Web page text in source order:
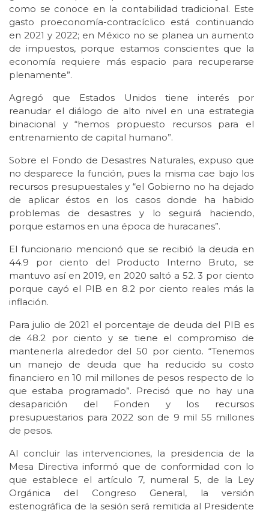
como se conoce en la contabilidad tradicional. Este
gasto proeconomía-contracíclico está continuando
en 2021 y 2022; en México no se planea un aumento
de impuestos, porque estamos conscientes que la
economía requiere más espacio para recuperarse
plenamente”.
Agregó que Estados Unidos tiene interés por
reanudar el diálogo de alto nivel en una estrategia
binacional y “hemos propuesto recursos para el
entrenamiento de capital humano”.
Sobre el Fondo de Desastres Naturales, expuso que
no desparece la función, pues la misma cae bajo los
recursos presupuestales y “el Gobierno no ha dejado
de aplicar éstos en los casos donde ha habido
problemas de desastres y lo seguirá haciendo,
porque estamos en una época de huracanes”.
El funcionario mencionó que se recibió la deuda en
44.9 por ciento del Producto Interno Bruto, se
mantuvo así en 2019, en 2020 saltó a 52. 3 por ciento
porque cayó el PIB en 8.2 por ciento reales más la
inflación.
Para julio de 2021 el porcentaje de deuda del PIB es
de 48.2 por ciento y se tiene el compromiso de
mantenerla alrededor del 50 por ciento. “Tenemos
un manejo de deuda que ha reducido su costo
financiero en 10 mil millones de pesos respecto de lo
que estaba programado”. Precisó que no hay una
desaparición del Fonden y los recursos
presupuestarios para 2022 son de 9 mil 55 millones
de pesos.
Al concluir las intervenciones, la presidencia de la
Mesa Directiva informó que de conformidad con lo
que establece el artículo 7, numeral 5, de la Ley
Orgánica del Congreso General, la versión
estenográfica de la sesión será remitida al Presidente